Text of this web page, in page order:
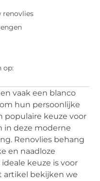
renovlies
op:
vaak een blanco
hun persoonlijke
populaire keuze voor
in deze moderne
Renovlies behang
en naadloze
keuze is voor
artikel bekijken we